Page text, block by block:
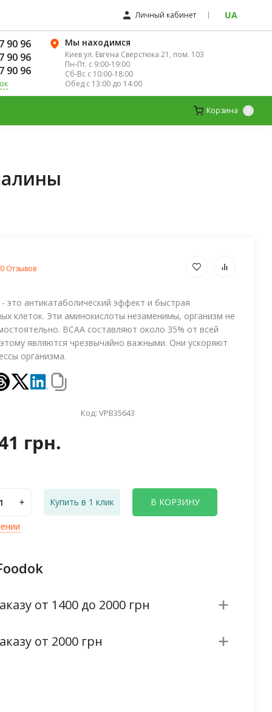
Личный кабинет UA
90 96
90 96
90 96
Мы находимся
Киев ул. Евгена Сверстюка 21, пом. 103
Пн-Пт. с 9:00-19:00
Сб-Вс с 10:00-18:00
Обед с 13:00 до 14:00
Корзина 0
0 Отзывов
это антикатаболический эффект и быстрая
клеток. Эти аминокислоты незаменимы, организм не
BCAA составляют около 35% от всей
являются чрезвычайно важными. Они ускоряют
организма.
Код: VPB35643
грн.
Купить в 1 клик В КОРЗИНУ
от 1400 до 2000 грн
от 2000 грн